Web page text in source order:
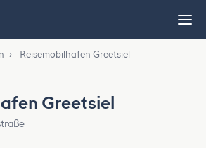
› Reisemobilhafen Greetsiel
Greetsiel